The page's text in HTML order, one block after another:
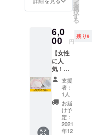
丁寧に
ド！ 女
性の自
立をお
手伝い
するプ
ロジェ
クト！
イタリ
ア製の
マスク
はイタ
リアブ
ランド
を
選
択
す
る
6,0
00 円
残り9
【女性
に人
気！一
枚一枚
手作り
おしゃ
れレー
スマス
ク2枚
セッ
ト】 一
支援
者：
1人
お届
け予
定：
2021
年12